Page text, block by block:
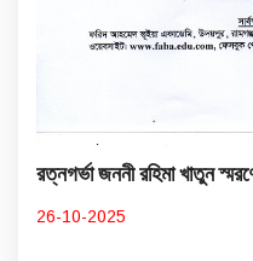
রত্নগর্ভা জননী রহিমা খাতুন
26-10-2025